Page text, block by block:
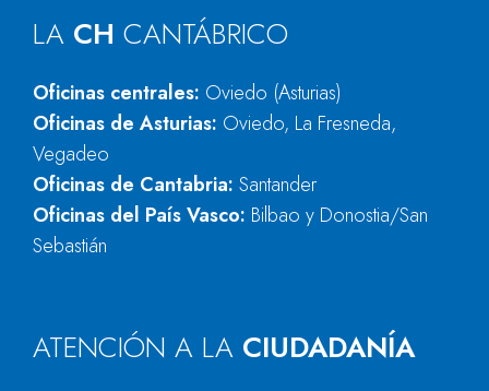
LA CH CANTÁBRICO
Oficinas centrales: Oviedo (Asturias)
Oficinas de Asturias: Oviedo, La Fresneda,
Vegadeo
Oficinas de Cantabria: Santander
Oficinas del País Vasco: Bilbao y Donostia/San
Sebastián
ATENCIÓN A LA CIUDADANÍA